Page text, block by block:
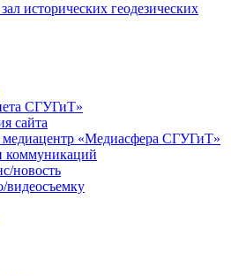
исторических геодезических
СГУГиТ»
сайта
медиацентр «Медиасфера СГУГиТ»
коммуникаций
новость
видеосъемку